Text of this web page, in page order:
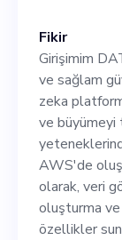
teşvik
Fikir
Girişimim
ve sağlam
zeka
ve büyümeyi
AWS'de
olarak, veri
oluşturma ve
özellikler